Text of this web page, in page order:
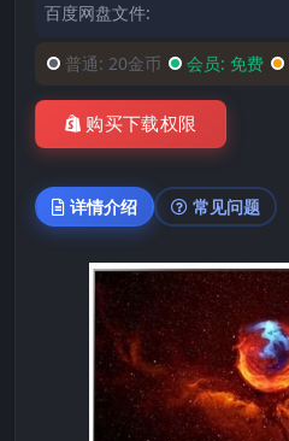
百度网盘文件:
普通: 20金币 会员: 免费
购买下载权限
详情介绍 常见问题